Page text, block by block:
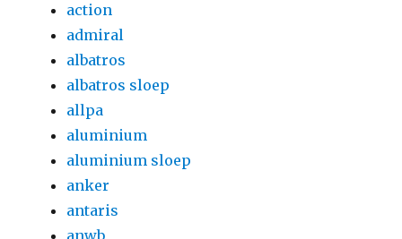
action
admiral
albatros
albatros sloep
allpa
aluminium
aluminium sloep
anker
antaris